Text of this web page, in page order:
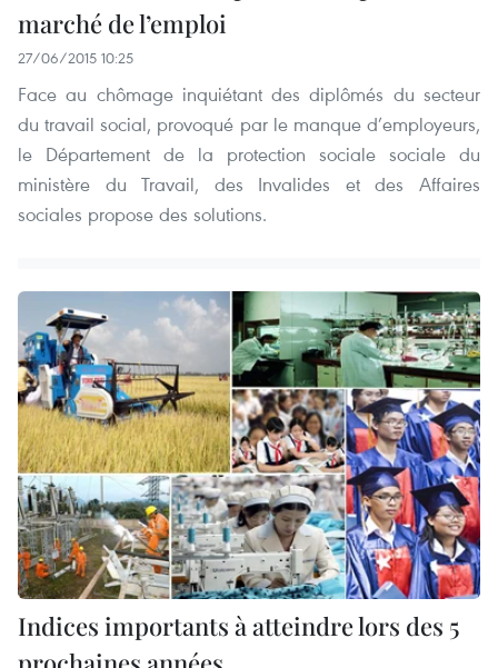
marché de l’emploi
27/06/2015 10:25
Face au chômage inquiétant des diplômés du secteur
du travail social, provoqué par le manque d’employeurs,
le Département de la protection sociale sociale du
ministère du Travail, des Invalides et des Affaires
sociales propose des solutions.
Indices importants à atteindre lors des 5